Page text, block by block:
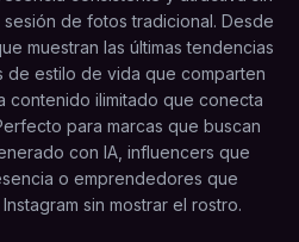
de fotos tradicional. Desde
muestran las últimas tendencias
de estilo de vida que comparten
contenido ilimitado que conecta
para marcas que buscan
con IA, influencers que
o emprendedores que
sin mostrar el rostro.